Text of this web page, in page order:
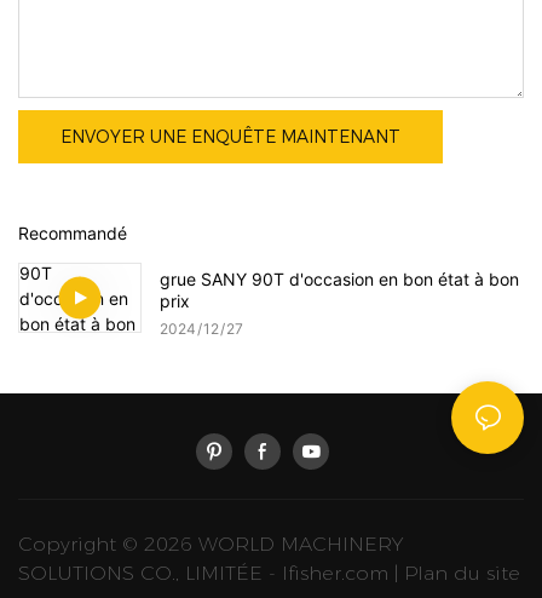
ENVOYER UNE ENQUÊTE MAINTENANT
Recommandé
grue SANY 90T d'occasion en bon état à bon
prix
2024 12 27
Copyright © 2026 WORLD MACHINERY
SOLUTIONS CO., LIMITÉE - lfisher.com Plan du site